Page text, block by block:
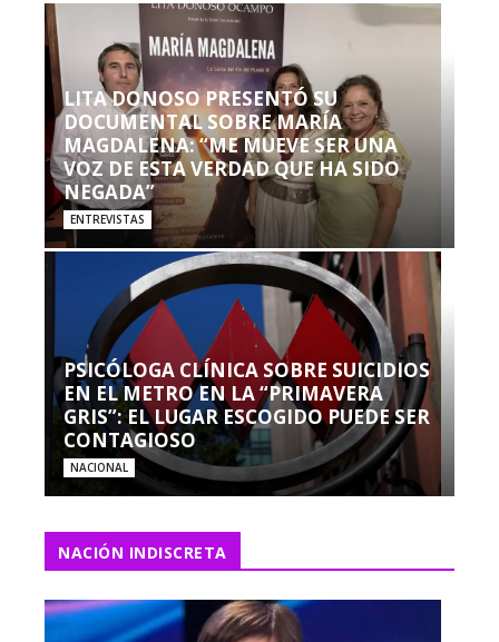
LITA DONOSO PRESENTÓ SU
DOCUMENTAL SOBRE MARÍA
MAGDALENA: “ME MUEVE SER UNA
VOZ DE ESTA VERDAD QUE HA SIDO
NEGADA”
ENTREVISTAS
PSICÓLOGA CLÍNICA SOBRE SUICIDIOS
EN EL METRO EN LA “PRIMAVERA
GRIS”: EL LUGAR ESCOGIDO PUEDE SER
CONTAGIOSO
NACIONAL
NACIÓN INDISCRETA